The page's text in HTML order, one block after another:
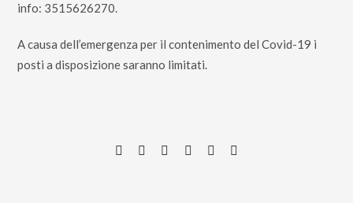
info: 3515626270.
A causa dell’emergenza per il contenimento del Covid-19 i
posti a disposizione saranno limitati.